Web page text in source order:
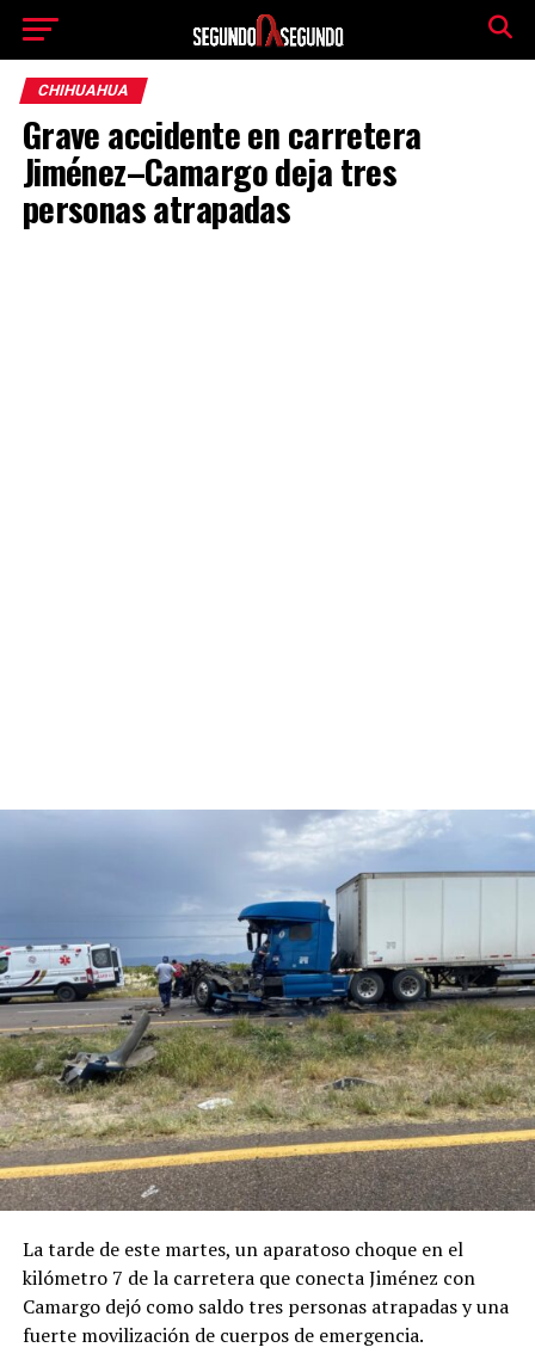
CHIHUAHUA
Grave accidente en carretera
Jiménez–Camargo deja tres
personas atrapadas
La tarde de este martes, un aparatoso choque en el
kilómetro 7 de la carretera que conecta Jiménez con
Camargo dejó como saldo tres personas atrapadas y una
fuerte movilización de cuerpos de emergencia.